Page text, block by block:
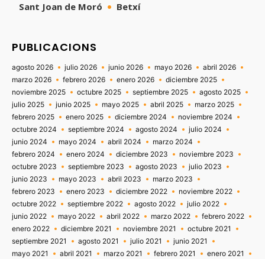
Sant Joan de Moró
Betxí
PUBLICACIONS
agosto 2026 julio 2026 junio 2026 mayo 2026
abril 2026
marzo 2026
febrero 2026 enero 2026
diciembre 2025
noviembre 2025
octubre 2025 septiembre 2025
agosto 2025
julio 2025
junio 2025 mayo 2025 abril 2025
marzo 2025
febrero 2025
enero 2025 diciembre 2024
noviembre 2024
octubre 2024
septiembre 2024 agosto 2024
julio 2024
junio 2024
mayo 2024 abril 2024
marzo 2024
febrero 2024
enero 2024 diciembre 2023
noviembre 2023
octubre 2023
septiembre 2023 agosto 2023
julio 2023
junio 2023
mayo 2023 abril 2023
marzo 2023
febrero 2023
enero 2023 diciembre 2022
noviembre 2022
octubre 2022
septiembre 2022 agosto 2022
julio 2022
junio 2022
mayo 2022 abril 2022 marzo 2022
febrero 2022
enero 2022
diciembre 2021 noviembre 2021
octubre 2021
septiembre 2021
agosto 2021 julio 2021
junio 2021
mayo 2021
abril 2021 marzo 2021 febrero 2021
enero 2021